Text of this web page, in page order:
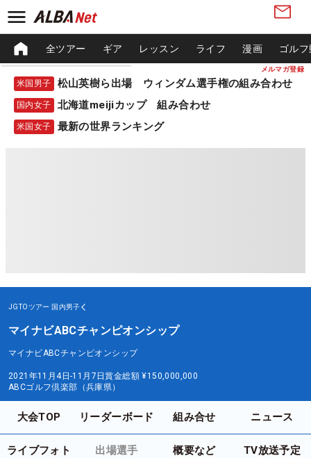
メルマガ登録
全ツアー ギア レッスン ライフ 漫画 ゴル
米国男子 松山英樹ら出場 ウィンダム選手権の組み合わせ
国内女子 北海道meijiカップ 組み合わせ
米国女子 最新の世界ランキング
JGTOツアー 国内男子
マイナビABCチャンピオンシップ
マイナビABCチャンピオンシップ
2021年11月4日-11月7日賞金総額 ¥150,000,000
ABCゴルフ倶楽部（兵庫県）
大会TOP リーダーボード 組み合せ ニュース
ライブフォト 出場選手 概要など TV放送予定